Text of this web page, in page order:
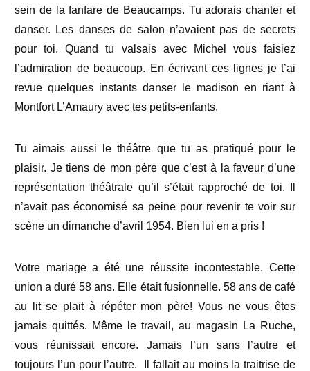
sein de la fanfare de Beaucamps. Tu adorais chanter et
danser. Les danses de salon n’avaient pas de secrets
pour toi. Quand tu valsais avec Michel vous faisiez
l’admiration de beaucoup. En écrivant ces lignes je t’ai
revue quelques instants danser le madison en riant à
Montfort L’Amaury avec tes petits-enfants.
Tu aimais aussi le théâtre que tu as pratiqué pour le
plaisir. Je tiens de mon père que c’est à la faveur d’une
représentation théâtrale qu’il s’était rapproché de toi. Il
n’avait pas économisé sa peine pour revenir te voir sur
scène un dimanche d’avril 1954. Bien lui en a pris !
Votre mariage a été une réussite incontestable. Cette
union a duré 58 ans. Elle était fusionnelle. 58 ans de café
au lit se plait à répéter mon père! Vous ne vous êtes
jamais quittés. Même le travail, au magasin La Ruche,
vous réunissait encore. Jamais l’un sans l’autre et
toujours l’un pour l’autre. Il fallait au moins la traitrise de